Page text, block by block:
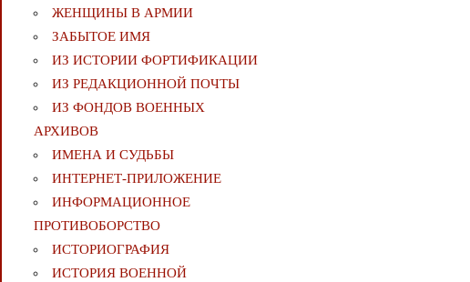
ЖЕНЩИНЫ В АРМИИ
ЗАБЫТОЕ ИМЯ
ИЗ ИСТОРИИ ФОРТИФИКАЦИИ
ИЗ РЕДАКЦИОННОЙ ПОЧТЫ
ИЗ ФОНДОВ ВОЕННЫХ
АРХИВОВ
ИМЕНА И СУДЬБЫ
ИНТЕРНЕТ-ПРИЛОЖЕНИЕ
ИНФОРМАЦИОННОЕ
ПРОТИВОБОРСТВО
ИСТОРИОГРАФИЯ
ИСТОРИЯ ВОЕННОЙ